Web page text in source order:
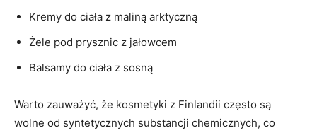
Kremy do ciała ‌z⁤ maliną arktyczną
Żele ⁣pod prysznic ⁤z jałowcem
Balsamy ​do ciała z sosną
Warto zauważyć, że⁢ kosmetyki z Finlandii⁢ często są
wolne od syntetycznych substancji chemicznych, co